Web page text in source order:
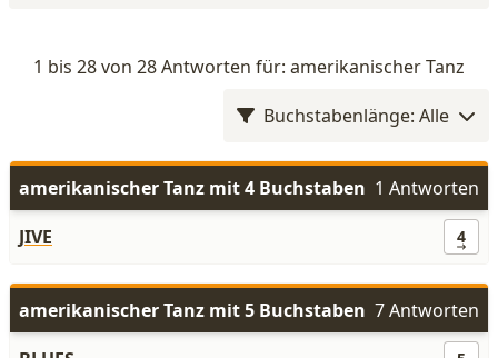
1 bis 28 von 28 Antworten für: amerikanischer Tanz
Buchstabenlänge: Alle
amerikanischer Tanz mit 4 Buchstaben 1 Antworten
JIVE
4
amerikanischer Tanz mit 5 Buchstaben 7 Antworten